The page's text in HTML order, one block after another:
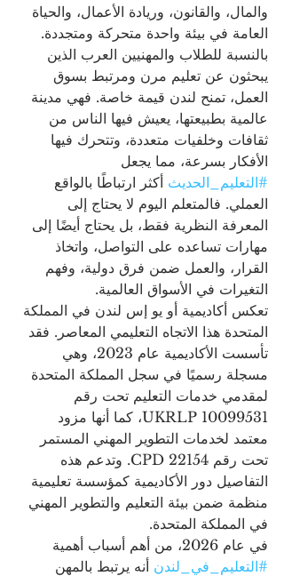
والمال، والقانون، وريادة الأعمال، والحياة
العامة في بيئة واحدة متحركة ومتجددة.
بالنسبة للطلاب والمهنيين العرب الذين
يبحثون عن تعليم مرن ومرتبط بسوق
العمل، تمنح لندن قيمة خاصة. فهي مدينة
عالمية بطبيعتها، يعيش فيها الناس من
ثقافات وخلفيات متعددة، وتتحرك فيها
الأفكار بسرعة، مما يجعل
#التعليم_الحديث أكثر ارتباطًا بالواقع
العملي. فالمتعلم اليوم لا يحتاج إلى
المعرفة النظرية فقط، بل يحتاج أيضًا إلى
مهارات تساعده على التواصل، واتخاذ
القرار، والعمل ضمن فرق دولية، وفهم
التغيرات في الأسواق العالمية.
تعكس أكاديمية أو يو إس لندن في المملكة
المتحدة هذا الاتجاه التعليمي المعاصر. فقد
تأسست الأكاديمية عام 2023، وهي
مسجلة رسميًا في سجل المملكة المتحدة
لمقدمي خدمات التعليم تحت رقم
UKRLP 10099531، كما أنها مزود
معتمد لخدمات التطوير المهني المستمر
تحت رقم CPD 22154. وتدعم هذه
التفاصيل دور الأكاديمية كمؤسسة تعليمية
منظمة ضمن بيئة التعليم والتطوير المهني
في المملكة المتحدة.
في عام 2026، من أهم أسباب أهمية
#التعليم_في_لندن أنه يرتبط بالمهن